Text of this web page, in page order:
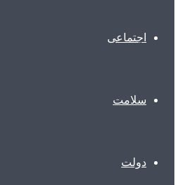
اجتماعی
سلامت
دولت